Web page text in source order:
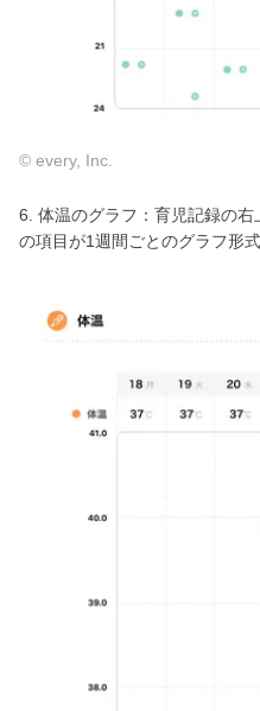
© every, Inc.
6. 体温のグラフ：育児記録の右
の項目が1週間ごとのグラフ形